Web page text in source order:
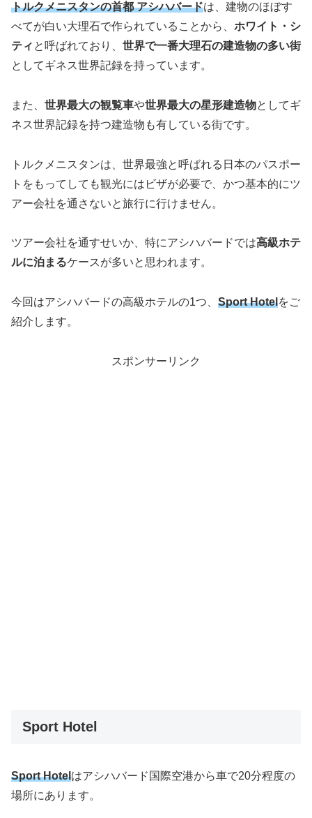
トルクメニスタンの首都 アシハバードは、建物のほぼす
べてが白い大理石で作られていることから、 ホワイト・シ
ティ と呼ばれており、 世界で一番大理石の建造物の多い街
としてギネス世界記録を持っています。
また、 世界最大の観覧車や世界最大の星形建造物としてギ
ネス世界記録を持つ建造物も有している街です。
トルクメニスタンは、世界最強と呼ばれる日本のパスポー
トをもってしても観光にはビザが必要で、かつ基本的にツ
アー会社を通さないと旅行に行けません。
ツアー会社を通すせいか、特にアシハバードでは高級ホテ
ルに泊まるケースが多いと思われます。
今回はアシハバードの高級ホテルの1つ、 Sport Hotelをご
紹介します。
スポンサーリンク
Sport Hotel
Sport Hotelはアシハバード国際空港から車で20分程度の
場所にあります。